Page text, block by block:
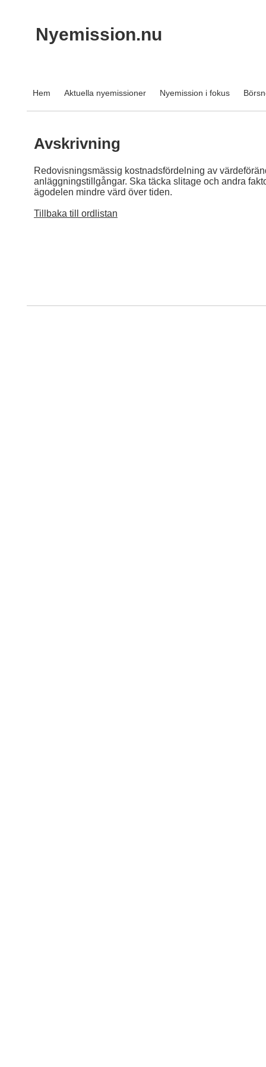
Nyemission.nu
Hem Aktuella nyemissioner Nyemission i fokus
Avskrivning
Redovisningsmässig kostnadsfördelning av
anläggningstillgångar. Ska täcka slitage och andra
ägodelen mindre värd över tiden.
Tillbaka till ordlistan